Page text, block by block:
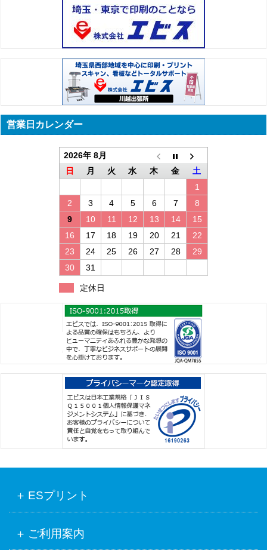
営業日カレンダー
2026年 8月
日
月 火 水 木 金
土
1
2
3 4 5 6 7
8
9
10 11 12 13 14
15
16
17 18 19 20 21
22
23
24 25 26 27 28
29
30
31
定休日
ESプリント
ご利用案内